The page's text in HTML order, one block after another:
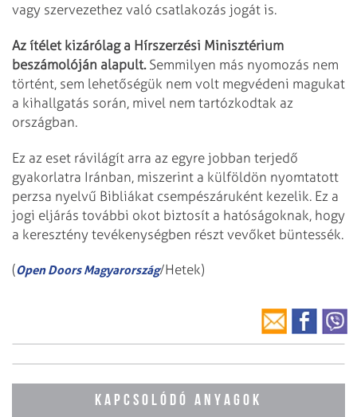
vagy szervezethez való csatlakozás jogát is.
Az ítélet kizárólag a Hírszerzési Minisztérium
beszámolóján alapult.Semmilyen más nyomozás nem
történt, sem lehetőségük nem volt megvédeni magukat
a kihallgatás során, mivel nem tartózkodtak az
országban.
Ez az eset rávilágít arra az egyre jobban terjedő
gyakorlatra Iránban, miszerint a külföldön nyomtatott
perzsa nyelvű Bibliákat csempészáruként kezelik. Ez a
jogi eljárás további okot biztosít a hatóságoknak, hogy
a keresztény tevékenységben részt vevőket büntessék.
(Open Doors Magyarország/Hetek)
KAPCSOLÓDÓ ANYAGOK